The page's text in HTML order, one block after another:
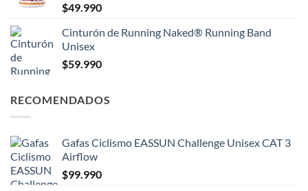
$49.990
Cinturón de Running Naked® Running Band
Unisex
$59.990
RECOMENDADOS
Gafas Ciclismo EASSUN Challenge Unisex CAT 3
Airflow
$99.990